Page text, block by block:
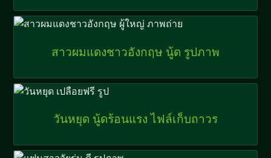
สาวผมแดงชาวอังกฤษ นู้ด รูปภาพ
วันหยุด นู้ดร้อนแรง ไฟล์เก็บถาวร